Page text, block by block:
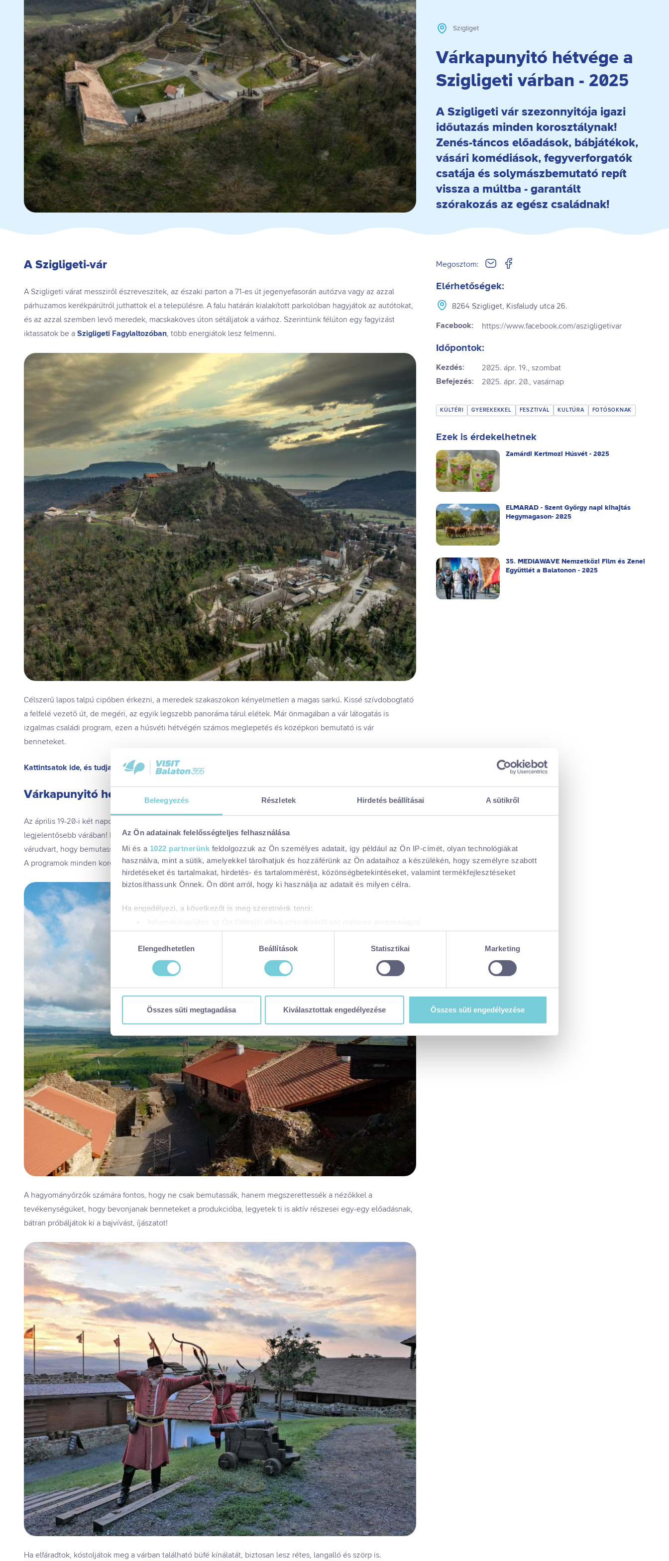
Beleegyezés Részletek Hirdetés beállításai A sütikről
Az Ön adatainak felelősségteljes felhasználása
Mi és a 1022 partnerünk feldolgozzuk az Ön személyes adatait, így például az Ön IP-címét, olyan technológiákat
használva, mint a sütik, amelyekkel tárolhatjuk és hozzáférünk az Ön adataihoz a készülékén, hogy személyre szabott
hirdetéseket és tartalmakat, hirdetés- és tartalommérést, közönségbetekintéseket, valamint termékfejlesztéseket
biztosíthassunk Önnek. Ön dönt arról, hogy ki használja az adatait és milyen célra.
Ha engedélyezi, a következőt is meg szeretnénk tenni:
Az Ön készülékén beazonosítása annak konkrét tulajdonságainak (ujjlenyomat) aktív ellenőrzésével
Tudjon meg többet személyes adatainak feldolgozási módjairól és adja meg preferenciáit a
Részletek pontban. Bármikor
módosíthatja vagy visszavonhatja a Sütinyilatkozathoz való hozzájárulását.
biztonságos böngészés mellett a legjobb felhasználói élményt nyújtsa. Ha bővebb információkat szeretne e sütik
használatáról és arról, hogyan módosíthatja a beállításokat, kattintson ide a részeletes süti
Kiválasztottak engedélyezése
Összes süti engedélyezése
Összes süti visszautasítása
Ön a hozzájárulását bármikor visszavonhatja a weboldal ezen sütikezelési felületén keresztül. A hozzájárulás
visszavonása nem érinti a hozzájáruláson alapuló, a visszavonás előtti adatkezelés jogszerűségét.
kiválasztásaElengedhetetlen Beállítások Statisztikai Marketing
Összes süti megtagadása Kiválasztottak engedélyezése Összes süti engedélyezése
Szigliget
Várkapunyitó hétvége a
Szigligeti várban - 2025
A Szigligeti vár szezonnyitója igazi
időutazás minden korosztálynak!
Zenés-táncos előadások, bábjátékok,
vásári komédiások, fegyverforgatók
csatája és solymászbemutató repít
vissza a múltba - garantált
szórakozás az egész családnak!
A Szigligeti-vár
A Szigligeti várat messziről észreveszitek, az északi parton a 71-es út jegenyefasorán autózva vagy az azzal
párhuzamos kerékpárútról juthattok el a településre. A falu határán kialakított parkolóban hagyjátok az autótokat,
és az azzal szemben levő meredek, macskaköves úton sétáljatok a várhoz. Szerintünk félúton egy fagyizást
iktassatok be a Szigligeti Fagylaltozóban, több energiátok lesz felmenni.
Célszerű lapos talpú cipőben érkezni, a meredek szakaszokon kényelmetlen a magas sarkú. Kissé szívdobogtató
a felfelé vezető út, de megéri, az egyik legszebb panoráma tárul elétek. Már önmagában a vár látogatás is
izgalmas családi program, ezen a húsvéti hétvégén számos meglepetés és középkori bemutató is vár
benneteket.
Kattintsatok ide, és tudjatok meg mindent a Szigligeti vár történetéről!
Várkapunyitó hétvége
Az április 19-20-i két napos rendezvény során megismerhetitek, milyen is volt az élet a középkorban a régió egyik
legjelentősebb várában! Középkori zenészek, fegyveres hagyományőrzők, íjászok és sok más fellépő árasztja el a
várudvart, hogy bemutassa nektek a középkor hagyományos művészeteit és életmódját!
A programok minden korosztály számára izgalmasak lesznek!
A hagyományőrzők számára fontos, hogy ne csak bemutassák, hanem megszerettessék a nézőkkel a
tevékenységüket, hogy bevonjanak benneteket a produkcióba, legyetek ti is aktív részesei egy-egy előadásnak,
bátran próbáljátok ki a bajvívást, íjászatot!
Ha elfáradtok, kóstoljátok meg a várban található büfé kínálatát, biztosan lesz rétes, langalló és szörp is.
Megosztom:
Elérhetőségek:
8264 Szigliget, Kisfaludy utca 26.
Facebook: https://www.facebook.com/aszigligetivar
Időpontok:
Kezdés: 2025. ápr. 19., szombat
Befejezés: 2025. ápr. 20., vasárnap
KÜLTÉRI GYEREKEKKEL FESZTIVÁL KULTÚRA FOTÓSOKNAK
Ezek is érdekelhetnek
Zamárdi Kertmozi Húsvét - 2025
ELMARAD - Szent György napi kihajtás
Hegymagason- 2025
35. MEDIAWAVE Nemzetközi Film és Zenei
Együttlét a Balatonon - 2025